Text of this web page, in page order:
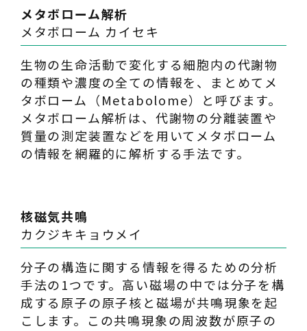
メタボローム解析
メタボローム カイセキ
生物の生命活動で変化する細胞内の代謝物
の種類や濃度の全ての情報を、まとめてメ
タボローム（Metabolome）と呼びます。
メタボローム解析は、代謝物の分離装置や
質量の測定装置などを用いてメタボローム
の情報を網羅的に解析する手法です。
核磁気共鳴
カクジキキョウメイ
分子の構造に関する情報を得るための分析
手法の1つです。高い磁場の中では分子を構
成する原子の原子核と磁場が共鳴現象を起
こします。この共鳴現象の周波数が原子の